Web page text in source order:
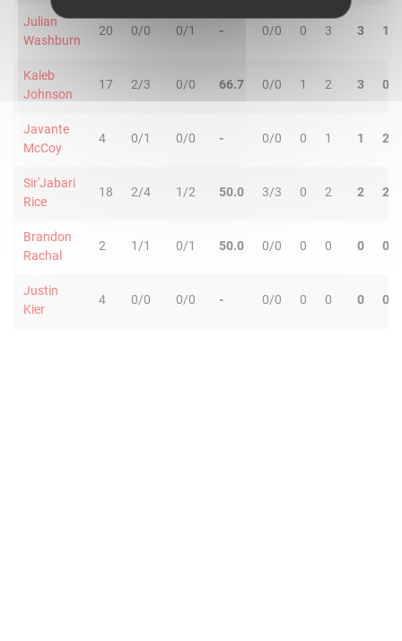
Julian
Washburn
20 0/0 0/1 - 0/0 0 3 3 1
Kaleb
Johnson
17 2/3 0/0 66.7 0/0 1 2 3 0
Javante
McCoy
4 0/1 0/0 - 0/0 0 1 1 2
Sir'Jabari
Rice
18 2/4 1/2 50.0 3/3 0 2 2 2
Brandon
Rachal
2 1/1 0/1 50.0 0/0 0 0 0 0
Justin
Kier
4 0/0 0/0 - 0/0 0 0 0 0